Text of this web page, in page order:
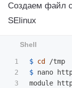
Создаем файл
SElinux
1
2
3
$ cd
$ nano
module